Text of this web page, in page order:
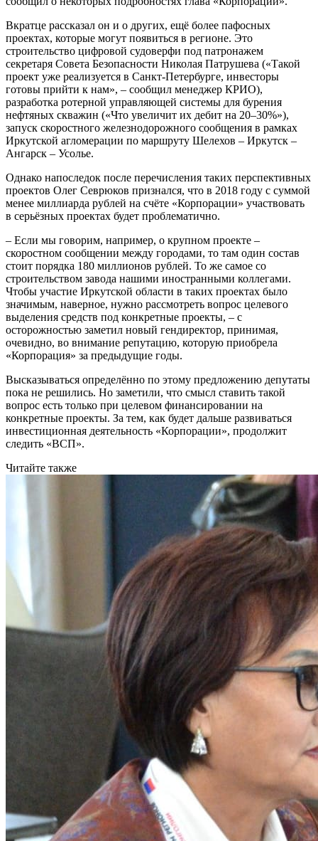
Вкратце рассказал он и о других, ещё более пафосных
проектах, которые могут появиться в регионе. Это
строительство цифровой судоверфи под патронажем
секретаря Совета Безопасности Николая Патрушева («Такой
проект уже реализуется в Санкт-Петербурге, инвесторы
готовы прийти к нам», – сообщил менеджер КРИО),
разработка ротерной управляющей системы для бурения
нефтяных скважин («Что увеличит их дебит на 20–30%»),
запуск скоростного железнодорожного сообщения в рамках
Иркутской агломерации по маршруту Шелехов – Иркутск –
Ангарск – Усолье.
Однако напоследок после перечисления таких перспективных
проектов Олег Севрюков признался, что в 2018 году с суммой
менее миллиарда рублей на счёте «Корпорации» участвовать
в серьёзных проектах будет проблематично.
– Если мы говорим, например, о крупном проекте –
скоростном сообщении между городами, то там один состав
стоит порядка 180 миллионов рублей. То же самое со
строительством завода нашими иностранными коллегами.
Чтобы участие Иркутской области в таких проектах было
значимым, наверное, нужно рассмотреть вопрос целевого
выделения средств под конкретные проекты, – с
осторожностью заметил новый гендиректор, принимая,
очевидно, во внимание репутацию, которую приобрела
«Корпорация» за предыдущие годы.
Высказываться определённо по этому предложению депутаты
пока не решились. Но заметили, что смысл ставить такой
вопрос есть только при целевом финансировании на
конкретные проекты. За тем, как будет дальше развиваться
инвестиционная деятельность «Корпорации», продолжит
следить «ВСП».
Читайте также